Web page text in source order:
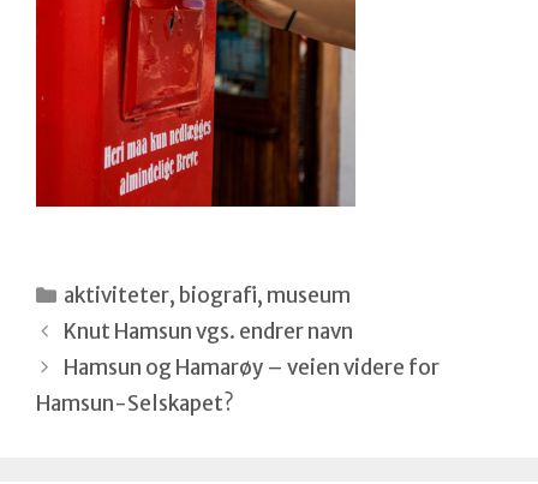
Kategorier
aktiviteter, biografi, museum
Knut Hamsun vgs. endrer navn
Hamsun og Hamarøy – veien videre for
Hamsun-Selskapet?